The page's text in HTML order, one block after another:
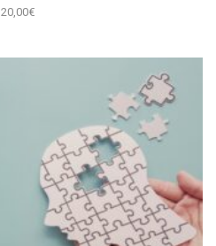
20,00€